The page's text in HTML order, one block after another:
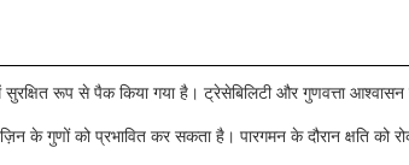
रूप से पैक किया गया है। ट्रेसेबिलिटी और गुणवत्ता
के गुणों को प्रभावित कर सकता है। पारगमन के दौरान क्षति को